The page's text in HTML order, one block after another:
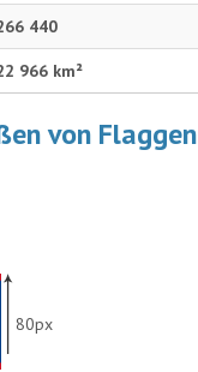
440
966 km²
von Flaggen
80px